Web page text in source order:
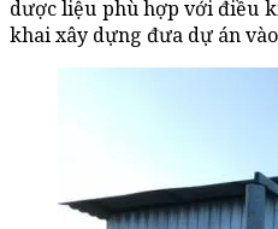
dược liệu phù hợp với điều
khai xây dựng đưa dự án